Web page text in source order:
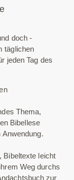
doch
täglichen
jeden Tag des
Thema,
Bibellese
Anwendung.
Bibeltexte leicht
Weg durchs
zur